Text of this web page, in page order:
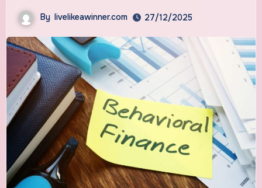
By livelikeawinner.com 27/12/2025